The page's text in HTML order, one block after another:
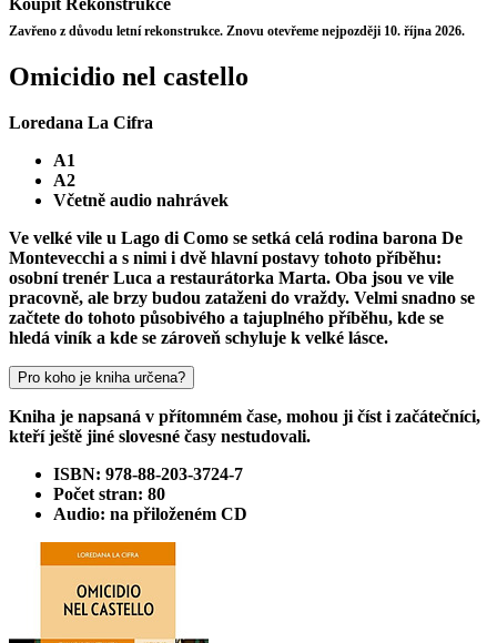
Zavřeno z důvodu letní rekonstrukce. Znovu otevřeme nejpozději 10. října 2026.
Omicidio nel castello
Loredana La Cifra
A1
A2
Včetně audio nahrávek
Ve velké vile u Lago di Como se setká celá rodina barona De
Montevecchi a s nimi i dvě hlavní postavy tohoto příběhu:
osobní trenér Luca a restaurátorka Marta. Oba jsou ve vile
pracovně, ale brzy budou zataženi do vraždy. Velmi snadno se
začtete do tohoto působivého a tajuplného příběhu, kde se
hledá viník a kde se zároveň schyluje k velké lásce.
Pro koho je kniha určena?
Kniha je napsaná v přítomném čase, mohou ji číst i začátečníci,
kteří ještě jiné slovesné časy nestudovali.
ISBN: 978-88-203-3724-7
Počet stran: 80
Audio: na přiloženém CD